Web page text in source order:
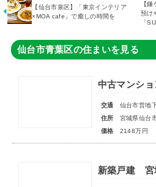
【仙台市泉区】「東京インテリア
×MOA cafe」で癒しの時間を
【
預け
「
仙台市青葉区の住まいを見る
交通
仙台市営地
住所
宮城県仙台
価格
2148万円